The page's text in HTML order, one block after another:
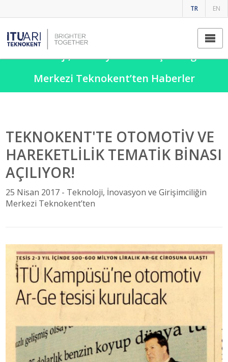
TR EN
Teknoloji, İnovasyon ve Girişimciliğin
Merkezi Teknokent’ten Haberler
TEKNOKENT'TE OTOMOTİV VE
HAREKETLİLİK TEMATİK BİNASI
AÇILIYOR!
25 Nisan 2017 - Teknoloji, İnovasyon ve Girişimciliğin
Merkezi Teknokent’ten